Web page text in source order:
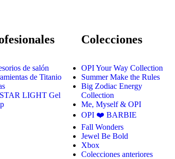
de salón
de Titanio
LIGHT Gel
Colecciones
OPI Your Way Collection
Summer Make the Rules
Big Zodiac Energy
Collection
Me, Myself & OPI
OPI ❤️ BARBIE
Fall Wonders
Jewel Be Bold
Xbox
Colecciones anteriores